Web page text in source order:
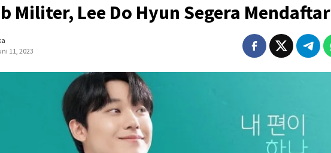
Militer, Lee Do Hyun Segera Mendaftar
11, 2023